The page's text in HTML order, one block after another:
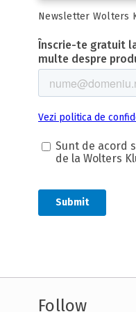
Newsletter Wolters
Follow